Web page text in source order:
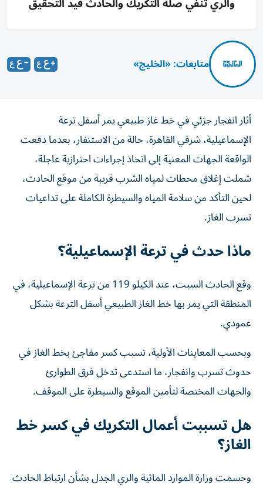
متابعات: «الخليج»
أثار انفجار جزئي في خط غاز طبيعي يمر أسفل ترعة
الإسماعيلية، شرقي القاهرة، حالة من الاستنفار، بعدما دفعت
الواقعة الجهات المعنية إلى اتخاذ إجراءات احترازية عاجلة،
شملت إغلاق محطات لمياه الشرب قريبة من موقع الحادث،
لحين التأكد من سلامة المياه والسيطرة الكاملة على تداعيات
تسرب الغاز.
ماذا حدث في ترعة الإسماعيلية؟
وقع الحادث السبت، عند الكيلو 119 من ترعة الإسماعيلية، في
المنطقة التي يمر بها خط الغاز الطبيعي أسفل الترعة بشكل
عمودي.
وبحسب المعاينات الأولية، تسبب كسر مفاجئ بخط الغاز في
حدوث تسرب وانفجار، ما استدعى تدخل فرق الطوارئ
والجهات المختصة لتأمين الموقع والسيطرة على الموقف.
هل تسببت أعمال التكريك في كسر خط
الغاز؟
وحسمت وزارة الموارد المائية والري الجدل بشأن ارتباط الحادث